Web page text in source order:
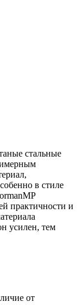
стальные
в стиле
практичности и
усилен, тем
от